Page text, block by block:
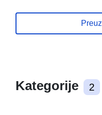
Kategorije 2